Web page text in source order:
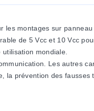
les montages sur
de 5 Vcc et 10 Vcc
mondiale.
Les autres
la prévention des fausses